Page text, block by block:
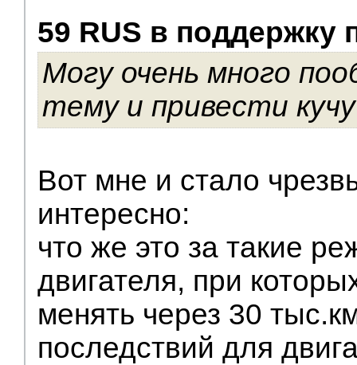
59 RUS в поддержку
Могу очень много
тему и привести
Вот мне и стало
интересно:
что же это за такие
двигателя, при
менять через 30
последствий для